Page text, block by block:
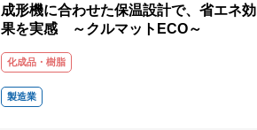
成形機に合わせた保温設計で、省エネ効
果を実感 ～クルマットECO～
化成品・樹脂
製造業